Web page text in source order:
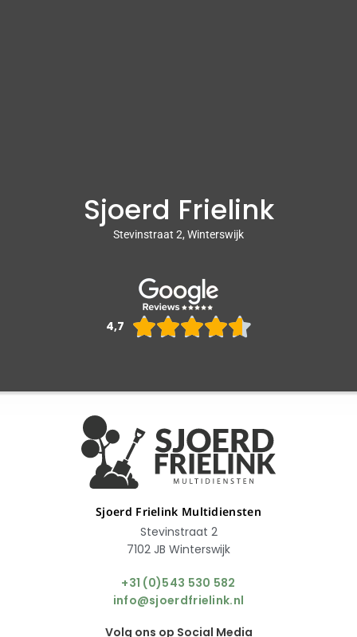
Sjoerd Frielink
Stevinstraat 2, Winterswijk
4,7 
Sjoerd Frielink Multidiensten
Stevinstraat 2
7102 JB Winterswijk
+31 (0)543 530 582
info@sjoerdfrielink.nl
Volg ons op Social Media